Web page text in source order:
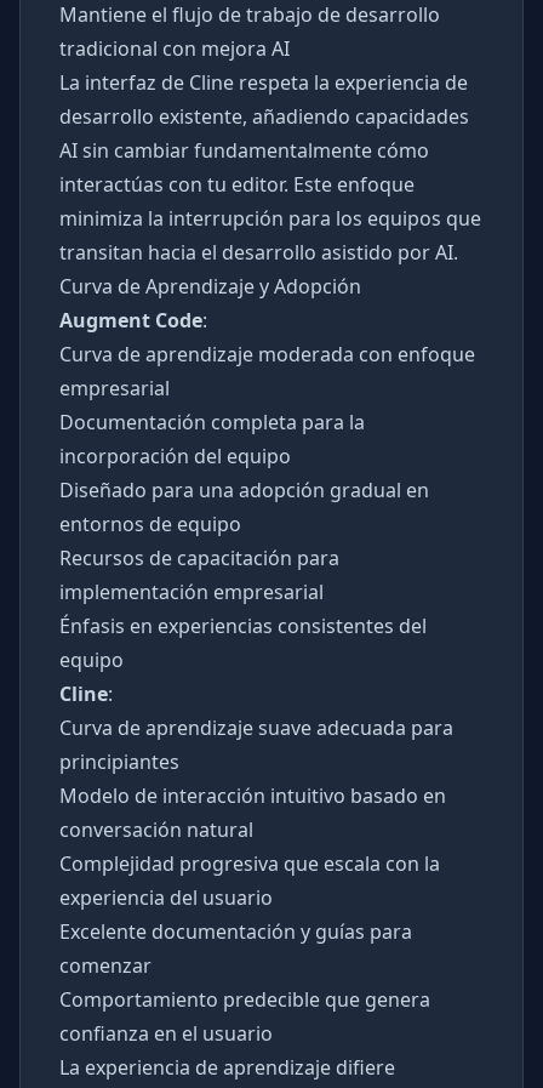
Mantiene el flujo de trabajo de desarrollo
tradicional con mejora AI
La interfaz de Cline respeta la experiencia de
desarrollo existente, añadiendo capacidades
AI sin cambiar fundamentalmente cómo
interactúas con tu editor. Este enfoque
minimiza la interrupción para los equipos que
transitan hacia el desarrollo asistido por AI.
Curva de Aprendizaje y Adopción
Augment Code:
Curva de aprendizaje moderada con enfoque
empresarial
Documentación completa para la
incorporación del equipo
Diseñado para una adopción gradual en
entornos de equipo
Recursos de capacitación para
implementación empresarial
Énfasis en experiencias consistentes del
equipo
Cline:
Curva de aprendizaje suave adecuada para
principiantes
Modelo de interacción intuitivo basado en
conversación natural
Complejidad progresiva que escala con la
experiencia del usuario
Excelente documentación y guías para
comenzar
Comportamiento predecible que genera
confianza en el usuario
La experiencia de aprendizaje difiere